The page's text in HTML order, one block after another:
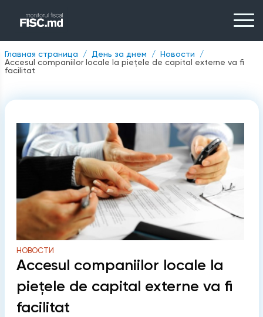
Главная страница День за днем
Новости
Accesul companiilor locale la piețele de capital externe va fi
facilitat
НОВОСТИ
Accesul companiilor locale la
piețele de capital externe va fi
facilitat